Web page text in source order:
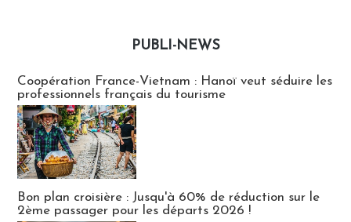
PUBLI-NEWS
Coopération France-Vietnam : Hanoï veut séduire les
professionnels français du tourisme
Bon plan croisière : Jusqu'à 60% de réduction sur le
2ème passager pour les départs 2026 !